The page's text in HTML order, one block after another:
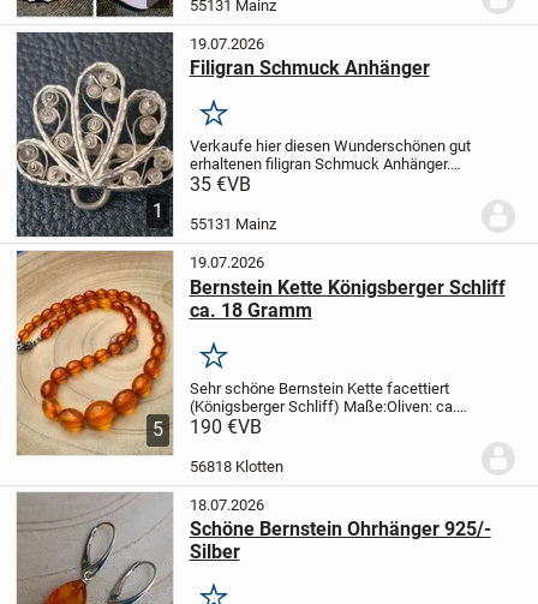
55131 Mainz
1
19.07.2026
Filigran Schmuck Anhänger
Merken
Verkaufe hier diesen Wunderschönen gut
erhaltenen filigran Schmuck Anhänger.
Bei Interesse gerne anschreiben
35 €VB
55131 Mainz
5
19.07.2026
Bernstein Kette Königsberger Schliff
ca. 18 Gramm
Merken
Sehr schöne Bernstein Kette facettiert
(Königsberger Schliff) Maße:Oliven: ca.
8x6 mm - 18x15 mm im Verlauf
KarabinerGewicht: ca. 18 Gramm (90
ct.)Aufgezog...
190 €VB
56818 Klotten
18.07.2026
Schöne Bernstein Ohrhänger 925/-
Silber